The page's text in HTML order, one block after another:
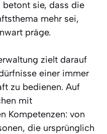
betont sie, dass die
mehr sei,
präge.
zielt darauf
einer immer
zu bedienen. Auf
mit
Kompetenzen: von
die ursprünglich